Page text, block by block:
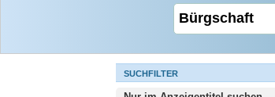
SUCHFILTER